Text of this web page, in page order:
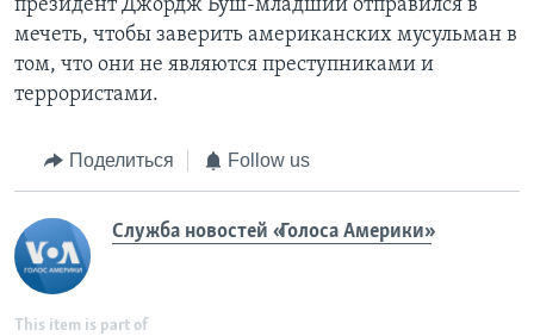
президент Джордж Буш-младший отправился в
мечеть, чтобы заверить американских мусульман в
том, что они не являются преступниками и
террористами.
Поделиться Follow us
Служба новостей «Голоса Америки»
This item is part of